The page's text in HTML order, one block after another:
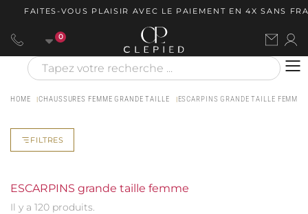
VOUS PLAISIR AVEC LE PAIEMENT EN 4X SANS FRAIS
0
HOME CHAUSSURES FEMME GRANDE TAILLE ESCARPINS GRANDE TAILLE FEMME
FILTRES
ESCARPINS grande taille femme
Il y a 120 produits.